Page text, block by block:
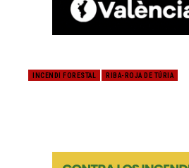
INCENDI FORESTAL RIBA-ROJA DE TÚRIA